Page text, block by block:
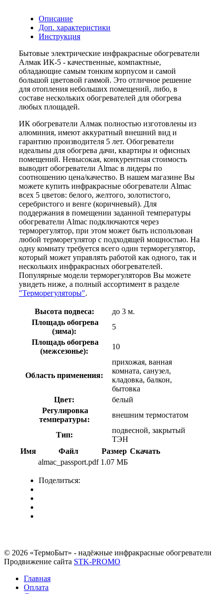
Описание
Доп. характеристики
Инструкция
Бытовые электрические инфракрасные обогреватели
Алмак ИК-5 - качественные, компактные,
обладающие самым тонким корпусом и самой
большой цветовой гаммой. Это отличное решение
для отопления небольших помещений, либо, в
составе нескольких обогревателей для обогрева
любых площадей.
ИК обогреватели Алмак полностью изготовлены из
алюминия, имеют аккуратный внешний вид и
гарантию производителя 5 лет. Обогреватели
идеальны для обогрева дачи, квартиры и офисных
помещений. Невысокая, конкурентная стоимость
выводит обогреватели Almac в лидеры по
соотношению цена/качество. В нашем магазине Вы
можете купить инфракрасные обогреватели Almac
всех 5 цветов: белого, желтого, золотистого,
серебристого и венге (коричневый). Для
поддержания в помещении заданной температуры
обогреватели Almac подключаются через
терморегулятор, при этом может быть использован
любой терморегулятор с подходящей мощностью. На
одну комнату требуется всего один терморегулятор,
который может управлять работой как одного, так и
нескольких инфракрасных обогревателей.
Популярные модели терморегуляторов Вы можете
увидеть ниже, а полный ассортимент в разделе
"Терморегуляторы".
Высота подвеса:
до 3 м.
Площадь обогрева
(зима):
5
Площадь обогрева
(межсезонье):
10
Область применения:
прихожая, ванная
комната, санузел,
кладовка, балкон,
бытовка
Цвет:
белый
Регулировка
температуры:
внешним термостатом
Тип:
подвесной, закрытый
ТЭН
Имя
Файл Размер Скачать
almac_passport.pdf 1.07 МБ
Поделиться:
© 2026 «ТермоБыт» - надёжные инфракрасные обогреватели
Продвижение сайта STK-PROMO
Главная
Оплата